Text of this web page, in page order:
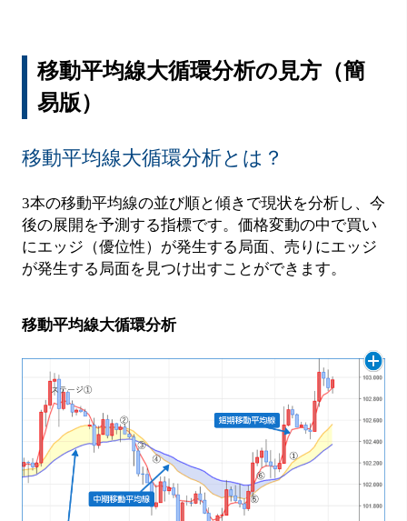
移動平均線大循環分析の見方（簡
易版）
移動平均線大循環分析とは？
3本の移動平均線の並び順と傾きで現状を分析し、今
後の展開を予測する指標です。価格変動の中で買い
にエッジ（優位性）が発生する局面、売りにエッジ
が発生する局面を見つけ出すことができます。
移動平均線大循環分析